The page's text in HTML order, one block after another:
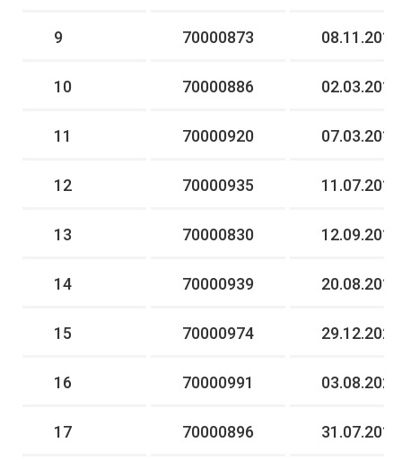
9 70000873 08.11.2017
10 70000886 02.03.2018
11 70000920 07.03.2019
12 70000935 11.07.2019
13 70000830 12.09.2016
14 70000939 20.08.2019
15 70000974 29.12.2020
16 70000991 03.08.2021
17 70000896 31.07.2018